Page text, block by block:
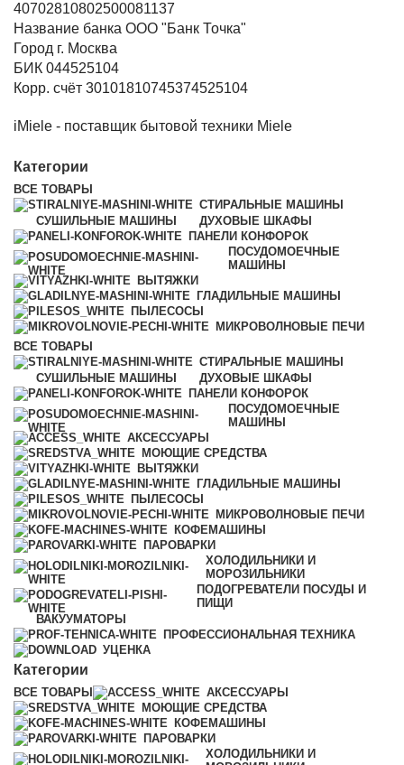
40702810802500081137
Название банка ООО "Банк Точка"
Город г. Москва
БИК 044525104
Корр. счёт 30101810745374525104
iMiele - поставщик бытовой техники Miele
Категории
ВСЕ ТОВАРЫ
СТИРАЛЬНЫЕ МАШИНЫ
СУШИЛЬНЫЕ МАШИНЫ
ДУХОВЫЕ ШКАФЫ
ПАНЕЛИ КОНФОРОК
ПОСУДОМОЕЧНЫЕ
МАШИНЫ
ВЫТЯЖКИ
ГЛАДИЛЬНЫЕ МАШИНЫ
ПЫЛЕСОСЫ
МИКРОВОЛНОВЫЕ ПЕЧИ
ВСЕ ТОВАРЫ
СТИРАЛЬНЫЕ МАШИНЫ
СУШИЛЬНЫЕ МАШИНЫ
ДУХОВЫЕ ШКАФЫ
ПАНЕЛИ КОНФОРОК
ПОСУДОМОЕЧНЫЕ
МАШИНЫ
АКСЕССУАРЫ
МОЮЩИЕ СРЕДСТВА
ВЫТЯЖКИ
ГЛАДИЛЬНЫЕ МАШИНЫ
ПЫЛЕСОСЫ
МИКРОВОЛНОВЫЕ ПЕЧИ
КОФЕМАШИНЫ
ПАРОВАРКИ
ХОЛОДИЛЬНИКИ И
МОРОЗИЛЬНИКИ
ПОДОГРЕВАТЕЛИ ПОСУДЫ И
ПИЩИ
ВАКУУМАТОРЫ
ПРОФЕССИОНАЛЬНАЯ ТЕХНИКА
УЦЕНКА
Категории
ВСЕ ТОВАРЫ
АКСЕССУАРЫ
МОЮЩИЕ СРЕДСТВА
КОФЕМАШИНЫ
ПАРОВАРКИ
ХОЛОДИЛЬНИКИ И